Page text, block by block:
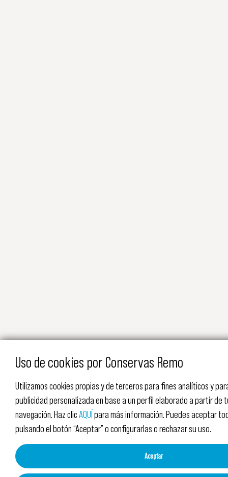
Uso de cookies por Conservas Remo
Utilizamos cookies propias y de terceros para fines analíticos y
publicidad personalizada en base a un perfil elaborado a partir de
navegación. Haz clicAQUÍpara más información. Puedes aceptar
pulsando el botón “Aceptar” o configurarlas o rechazar su uso.
Aceptar